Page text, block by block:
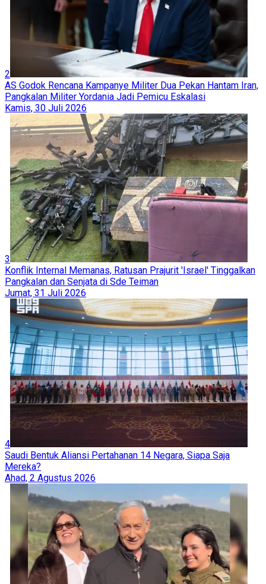
2
AS Godok Rencana Kampanye Militer Dua Pekan Hantam Iran,
Pangkalan Militer Yordania Jadi Pemicu Eskalasi
Kamis, 30 Juli 2026
3
Konflik Internal Memanas, Ratusan Prajurit 'Israel' Tinggalkan
Pangkalan dan Senjata di Sde Teiman
Jumat, 31 Juli 2026
4
Saudi Bentuk Aliansi Pertahanan 14 Negara, Siapa Saja
Mereka?
Ahad, 2 Agustus 2026